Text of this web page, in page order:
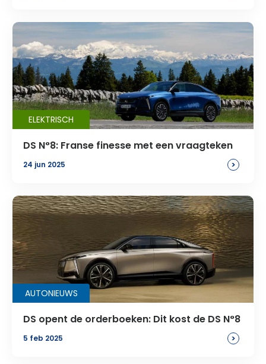
ELEKTRISCH
DS N°8: Franse finesse met een vraagteken
24 jun 2025 >
AUTONIEUWS
DS opent de orderboeken: Dit kost de DS N°8
5 feb 2025 >